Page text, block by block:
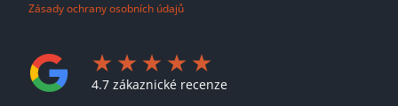
Zásady ochrany osobních údajů
4.7 zákaznické recenze